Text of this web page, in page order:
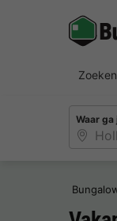
Zoeken
Waar ga